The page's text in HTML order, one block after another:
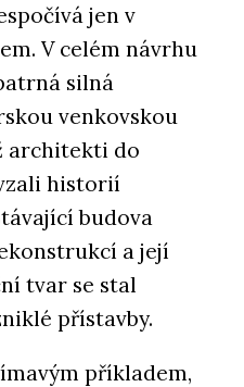
jen v
V celém návrhu
silná
venkovskou
architekti do
historií
budova
a její
tvar se stal
přístavby.
příkladem,